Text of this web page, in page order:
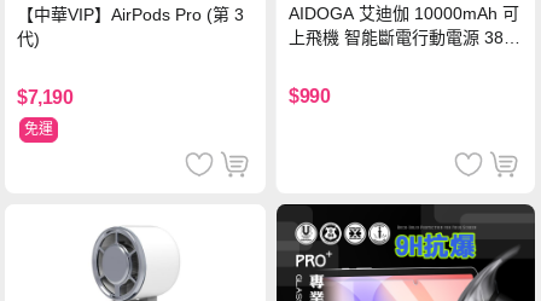
【中華VIP】AirPods Pro (第 3
代)
$7,190
免運
AIDOGA 艾迪伽 10000mAh 可
上飛機 智能斷電行動電源 38.5
灣BSMI/中國CCC/歐美CE/FCC
認證
$990